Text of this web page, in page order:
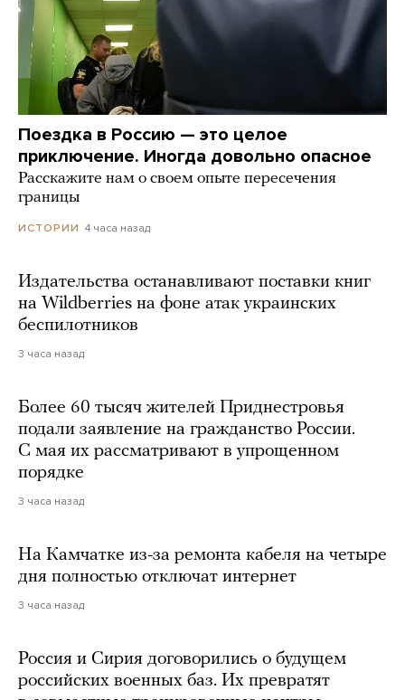
Поездка в Россию — это целое
приключение. Иногда довольно опасное
Расскажите нам о своем опыте пересечения
границы
ИСТОРИИ 4 часа назад
Издательства останавливают поставки книг
на Wildberries на фоне атак украинских
беспилотников
3 часа назад
Более 60 тысяч жителей Приднестровья
подали заявление на гражданство России.
С мая их рассматривают в упрощенном
порядке
3 часа назад
На Камчатке из-за ремонта кабеля на четыре
дня полностью отключат интернет
3 часа назад
Россия и Сирия договорились о будущем
российских военных баз. Их превратят